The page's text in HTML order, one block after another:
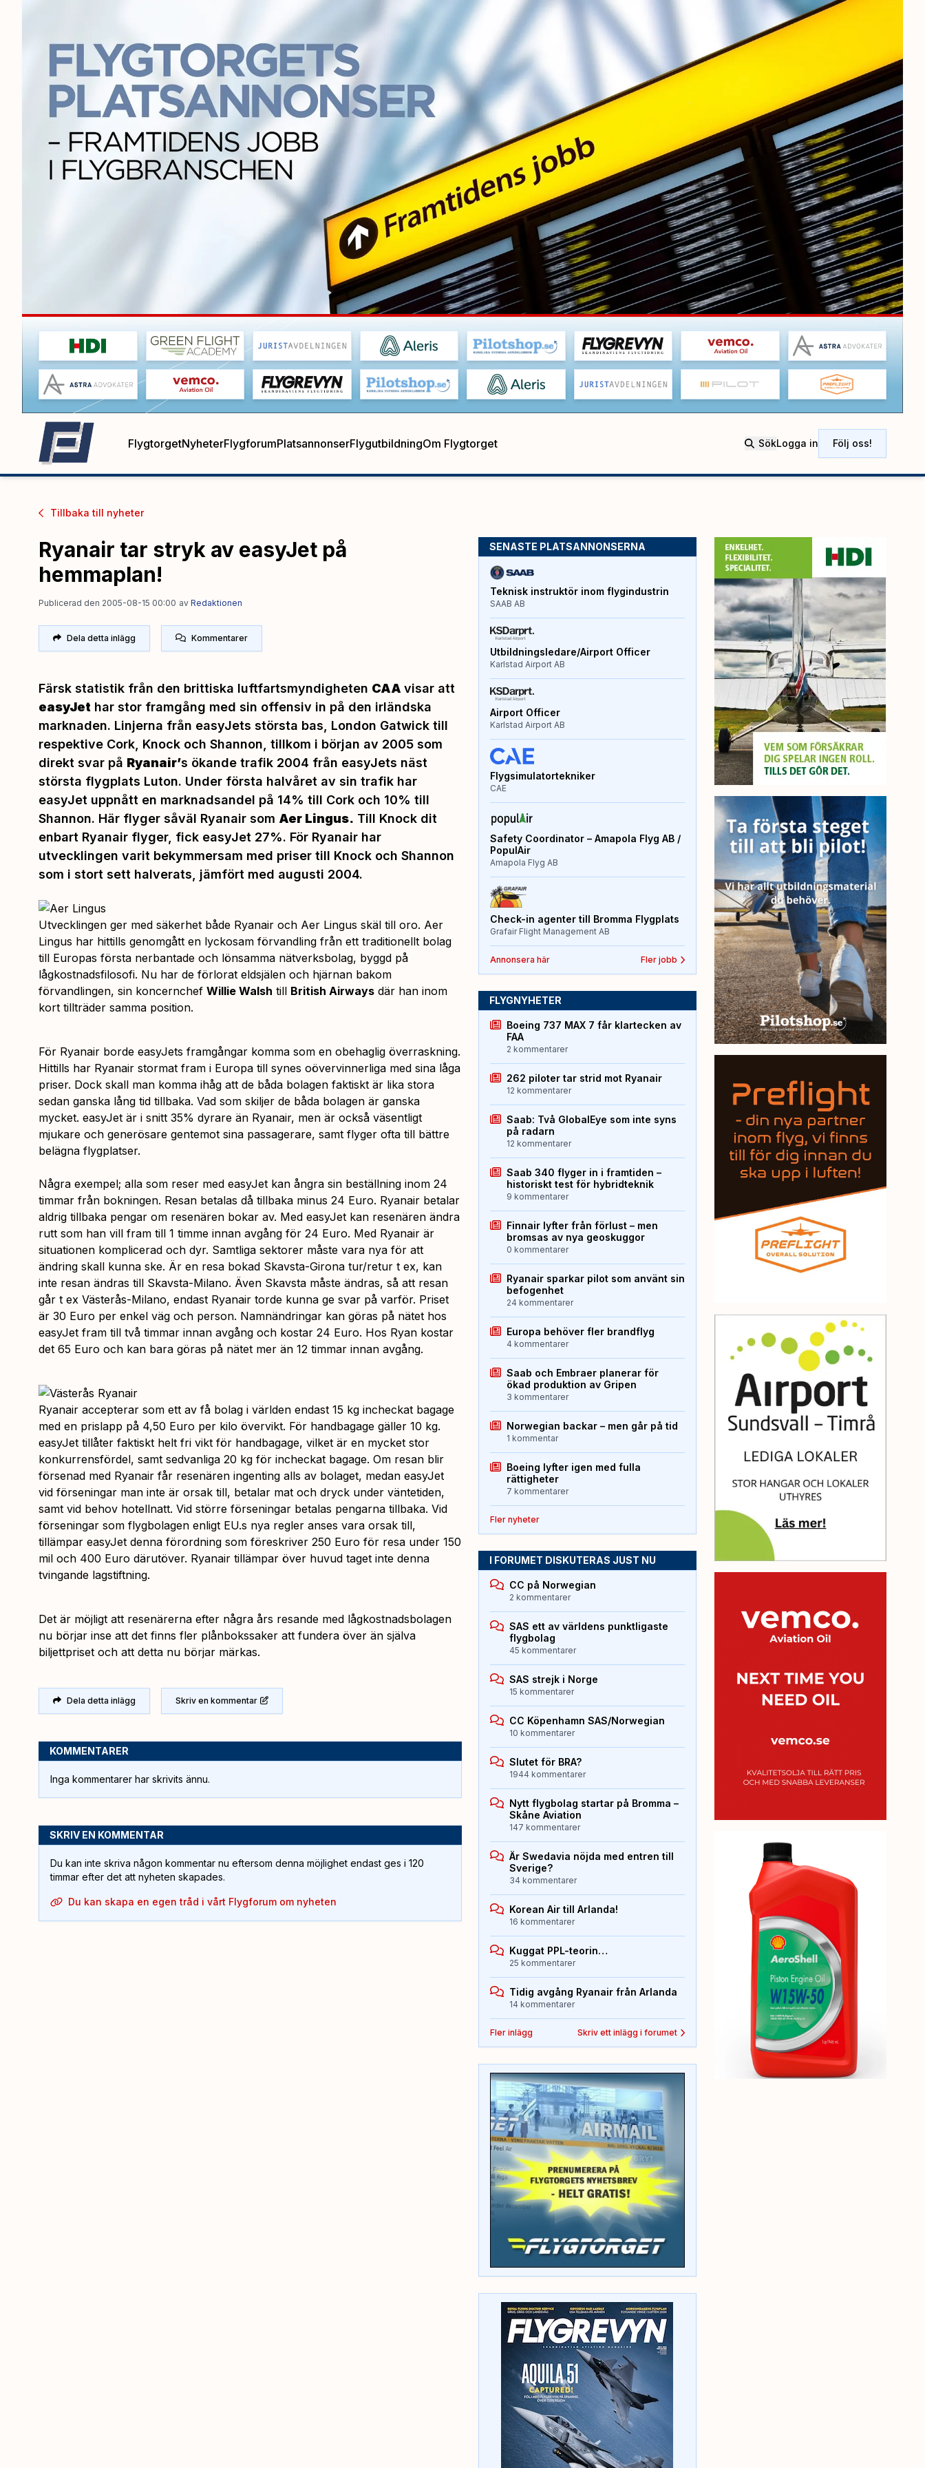
FlygtorgetNyheterFlygforumPlatsannonserFlygutbildningOm Flygtorget SökLogga in Följ oss!
Tillbaka till nyheter
Ryanair tar stryk av easyJet på
hemmaplan!
Publicerad den 2005-08-15 00:00 av Redaktionen
Dela detta inlägg Kommentarer
Färsk statistik från den brittiska luftfartsmyndigheten CAA visar att
easyJet har stor framgång med sin offensiv in på den irländska
marknaden. Linjerna från easyJets största bas, London Gatwick till
respektive Cork, Knock och Shannon, tillkom i början av 2005 som
direkt svar på Ryanair’s ökande trafik 2004 från easyJets näst
största flygplats Luton. Under första halvåret av sin trafik har
easyJet uppnått en marknadsandel på 14% till Cork och 10% till
Shannon. Här flyger såväl Ryanair som Aer Lingus. Till Knock dit
enbart Ryanair flyger, fick easyJet 27%. För Ryanair har
utvecklingen varit bekymmersam med priser till Knock och Shannon
som i stort sett halverats, jämfört med augusti 2004.
Utvecklingen ger med säkerhet både Ryanair och Aer Lingus skäl till oro. Aer
Lingus har hittills genomgått en lyckosam förvandling från ett traditionellt bolag
till Europas första nerbantade och lönsamma nätverksbolag, byggd på
lågkostnadsfilosofi. Nu har de förlorat eldsjälen och hjärnan bakom
förvandlingen, sin koncernchef Willie Walsh till British Airways där han inom
kort tillträder samma position.
För Ryanair borde easyJets framgångar komma som en obehaglig överraskning.
Hittills har Ryanair stormat fram i Europa till synes oövervinnerliga med sina låga
priser. Dock skall man komma ihåg att de båda bolagen faktiskt är lika stora
sedan ganska lång tid tillbaka. Vad som skiljer de båda bolagen är ganska
mycket. easyJet är i snitt 35% dyrare än Ryanair, men är också väsentligt
mjukare och generösare gentemot sina passagerare, samt flyger ofta till bättre
belägna flygplatser.
Några exempel; alla som reser med easyJet kan ångra sin beställning inom 24
timmar från bokningen. Resan betalas då tillbaka minus 24 Euro. Ryanair betalar
aldrig tillbaka pengar om resenären bokar av. Med easyJet kan resenären ändra
rutt som han vill fram till 1 timme innan avgång för 24 Euro. Med Ryanair är
situationen komplicerad och dyr. Samtliga sektorer måste vara nya för att
ändring skall kunna ske. Är en resa bokad Skavsta-Girona tur/retur t ex, kan
inte resan ändras till Skavsta-Milano. Även Skavsta måste ändras, så att resan
går t ex Västerås-Milano, endast Ryanair torde kunna ge svar på varför. Priset
är 30 Euro per enkel väg och person. Namnändringar kan göras på nätet hos
easyJet fram till två timmar innan avgång och kostar 24 Euro. Hos Ryan kostar
det 65 Euro och kan bara göras på nätet mer än 12 timmar innan avgång.
Ryanair accepterar som ett av få bolag i världen endast 15 kg incheckat bagage
med en prislapp på 4,50 Euro per kilo övervikt. För handbagage gäller 10 kg.
easyJet tillåter faktiskt helt fri vikt för handbagage, vilket är en mycket stor
konkurrensfördel, samt sedvanliga 20 kg för incheckat bagage. Om resan blir
försenad med Ryanair får resenären ingenting alls av bolaget, medan easyJet
vid förseningar man inte är orsak till, betalar mat och dryck under väntetiden,
samt vid behov hotellnatt. Vid större förseningar betalas pengarna tillbaka. Vid
förseningar som flygbolagen enligt EU.s nya regler anses vara orsak till,
tillämpar easyJet denna förordning som föreskriver 250 Euro för resa under 150
mil och 400 Euro därutöver. Ryanair tillämpar över huvud taget inte denna
tvingande lagstiftning.
Det är möjligt att resenärerna efter några års resande med lågkostnadsbolagen
nu börjar inse att det finns fler plånbokssaker att fundera över än själva
biljettpriset och att detta nu börjar märkas.
Dela detta inlägg Skriv en kommentar
KOMMENTARER
Inga kommentarer har skrivits ännu.
SKRIV EN KOMMENTAR
Du kan inte skriva någon kommentar nu eftersom denna möjlighet endast ges i 120
timmar efter det att nyheten skapades.
Du kan skapa en egen tråd i vårt Flygforum om nyheten
SENASTE PLATSANNONSERNA
Teknisk instruktör inom flygindustrin
SAAB AB
Utbildningsledare/Airport Officer
Karlstad Airport AB
Airport Officer
Karlstad Airport AB
Flygsimulatortekniker
CAE
Safety Coordinator – Amapola Flyg AB /
PopulAir
Amapola Flyg AB
Check-in agenter till Bromma Flygplats
Grafair Flight Management AB
Annonsera här Fler jobb
FLYGNYHETER
Boeing 737 MAX 7 får klartecken av
FAA
2 kommentarer
262 piloter tar strid mot Ryanair
12 kommentarer
Saab: Två GlobalEye som inte syns
på radarn
12 kommentarer
Saab 340 flyger in i framtiden –
historiskt test för hybridteknik
9 kommentarer
Finnair lyfter från förlust – men
bromsas av nya geoskuggor
0 kommentarer
Ryanair sparkar pilot som använt sin
befogenhet
24 kommentarer
Europa behöver fler brandflyg
4 kommentarer
Saab och Embraer planerar för
ökad produktion av Gripen
3 kommentarer
Norwegian backar – men går på tid
1 kommentar
Boeing lyfter igen med fulla
rättigheter
7 kommentarer
Fler nyheter
I FORUMET DISKUTERAS JUST NU
CC på Norwegian
2 kommentarer
SAS ett av världens punktligaste
flygbolag
45 kommentarer
SAS strejk i Norge
15 kommentarer
CC Köpenhamn SAS/Norwegian
10 kommentarer
Slutet för BRA?
1944 kommentarer
Nytt flygbolag startar på Bromma –
Skåne Aviation
147 kommentarer
Är Swedavia nöjda med entren till
Sverige?
34 kommentarer
Korean Air till Arlanda!
16 kommentarer
Kuggat PPL-teorin…
25 kommentarer
Tidig avgång Ryanair från Arlanda
14 kommentarer
Fler inlägg Skriv ett inlägg i forumet